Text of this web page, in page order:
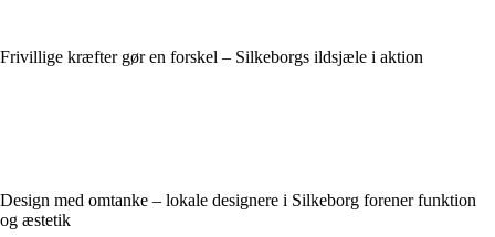
Frivillige kræfter gør en forskel – Silkeborgs ildsjæle i aktion
Design med omtanke – lokale designere i Silkeborg forener funktion
og æstetik